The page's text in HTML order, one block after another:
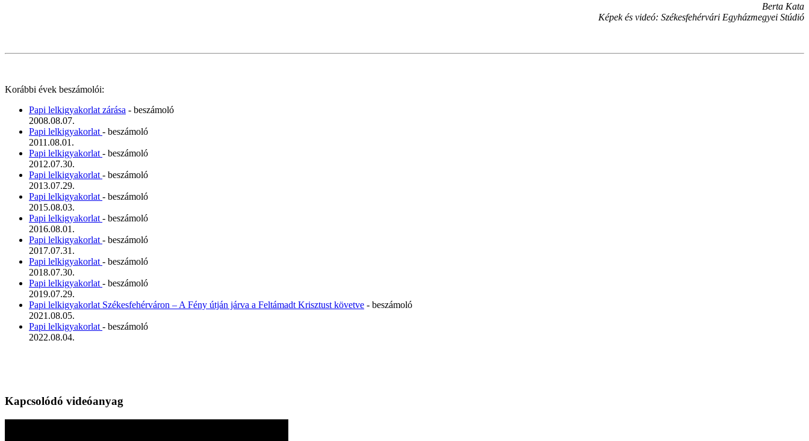
Berta Kata
Képek és videó: Székesfehérvári Egyházmegyei Stúdió
Korábbi évek beszámolói:
Papi lelkigyakorlat zárása - beszámoló
2008.08.07.
Papi lelkigyakorlat - beszámoló
2011.08.01.
Papi lelkigyakorlat - beszámoló
2012.07.30.
Papi lelkigyakorlat - beszámoló
2013.07.29.
Papi lelkigyakorlat - beszámoló
2015.08.03.
Papi lelkigyakorlat - beszámoló
2016.08.01.
Papi lelkigyakorlat - beszámoló
2017.07.31.
Papi lelkigyakorlat - beszámoló
2018.07.30.
Papi lelkigyakorlat - beszámoló
2019.07.29.
Papi lelkigyakorlat Székesfehérváron – A Fény útján járva a Feltámadt Krisztust követve - beszámoló
2021.08.05.
Papi lelkigyakorlat - beszámoló
2022.08.04.
Kapcsolódó videóanyag